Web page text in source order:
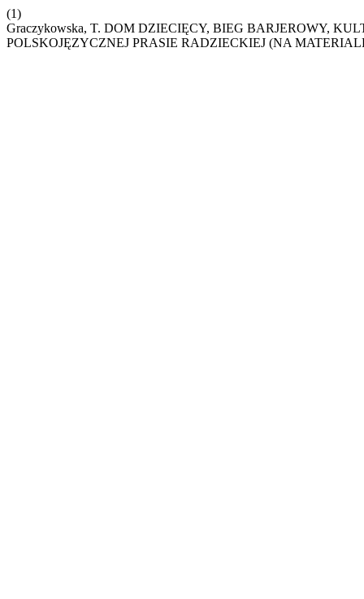
(1)
Graczykowska, T. DOM DZIECIĘCY, BIEG BARJEROWY,
POLSKOJĘZYCZNEJ PRASIE RADZIECKIEJ (NA